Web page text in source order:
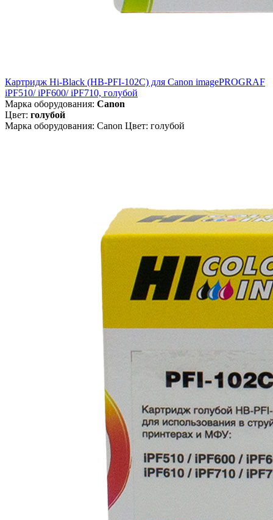
Картридж Hi-Black (HB-PFI-102C) для Canon imagePROGRAF
iPF510/ iPF600/ iPF710, голубой
Марка оборудования: Canon
Цвет: голубой
Марка оборудования: Canon Цвет: голубой